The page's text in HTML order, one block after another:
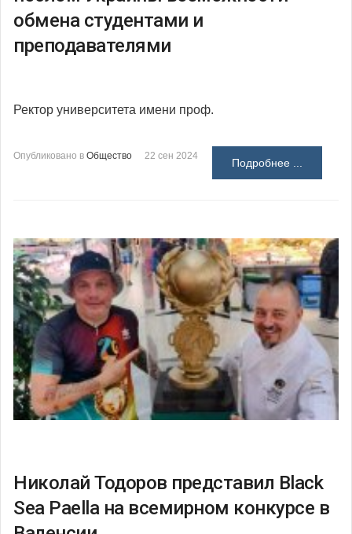
обмена студентами и
преподавателями
Ректор университета имени проф.
Опубликовано в Общество 22 сен 2024
Подробнее ...
Николай Тодоров представил Black
Sea Paella на всемирном конкурсе в